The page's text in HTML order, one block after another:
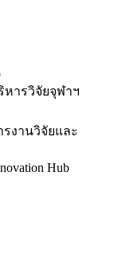
หารวิจัยจุฬาฯ
งานวิจัยและ
Hub